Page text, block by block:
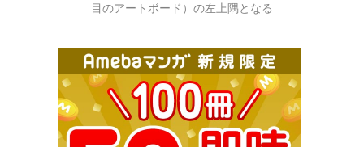
目のアートボード）の左上隅となる